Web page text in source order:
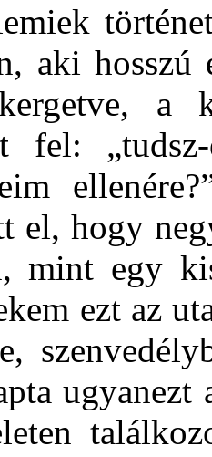
aki hosszú
a
fel:
el, hogy
mint egy
ezt az